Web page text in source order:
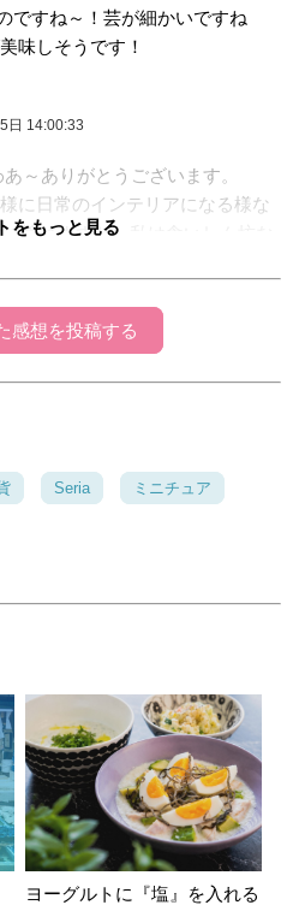
ですね～！芸が細かいですね
味しそうです！
日 14:00:33
～ありがとうございます。
に日常のインテリアになる様な
に憧れますが、私は食いしん坊な
ありがとうございます。また是
ご提案ください。楽しみにして
をもっと見る
感想を投稿する
Seria ミニチュア
ヨーグルトに『塩』を入れる